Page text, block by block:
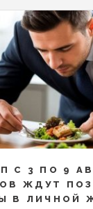
С 3 ПО 9
ЖДУТ
В ЛИЧНОЙ